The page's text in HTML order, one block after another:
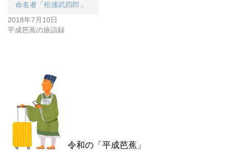
命名者「松浦武四郎」
2018年7月10日
平成芭蕉の旅語録
令和の「平成芭蕉」